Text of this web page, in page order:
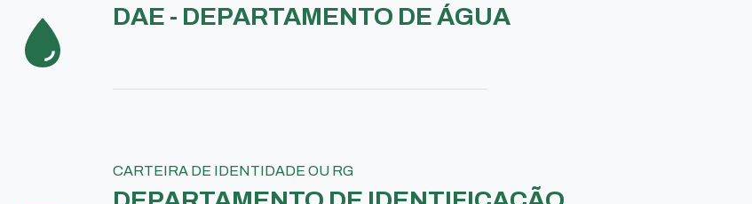
DAE - DEPARTAMENTO DE ÁGUA
CARTEIRA DE IDENTIDADE OU RG